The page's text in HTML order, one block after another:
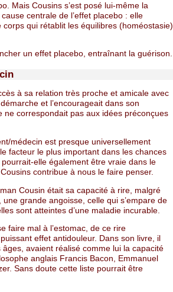
Mais Cousins s’est posé lui-même la
centrale de l’effet placebo : elle
qui rétablit les équilibres (homéostasie)
un effet placebo, entraînant la guérison.
à sa relation très proche et amicale avec
et l’encourageait dans son
ne correspondait pas aux idées préconçues
médecin est presque universellement
facteur le plus important dans les chances
elle également être vraie dans le
contribue à nous le faire penser.
Cousin était sa capacité à rire, malgré
grande angoisse, celle qui s’empare de
sont atteintes d’une maladie incurable.
faire mal à l’estomac, de ce rire
effet antidouleur. Dans son livre, il
avaient réalisé comme lui la capacité
anglais Francis Bacon, Emmanuel
Sans doute cette liste pourrait être